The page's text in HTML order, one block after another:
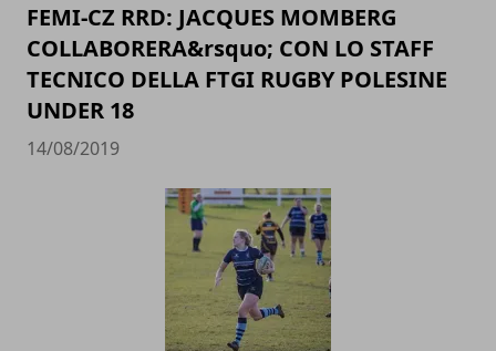
FEMI-CZ RRD: JACQUES MOMBERG
COLLABORERA&rsquo; CON LO STAFF
TECNICO DELLA FTGI RUGBY POLESINE
UNDER 18
14/08/2019